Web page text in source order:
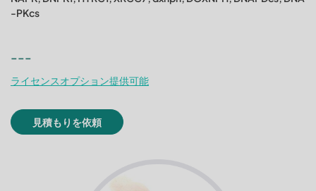
-PKcs
---
ライセンスオプション提供可能
見積もりを依頼